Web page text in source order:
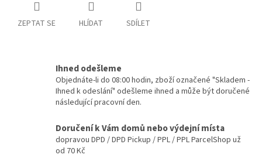
ZEPTAT SE HLÍDAT SDÍLET
Ihned odešleme
Objednáte-li do 08:00 hodin, zboží označené "Skladem -
Ihned k odeslání" odešleme ihned a může být doručené
následující pracovní den.
Doručení k Vám domů nebo výdejní místa
dopravou DPD / DPD Pickup / PPL / PPL ParcelShop už
od 70 Kč